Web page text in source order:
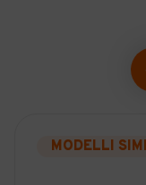
MODELLI